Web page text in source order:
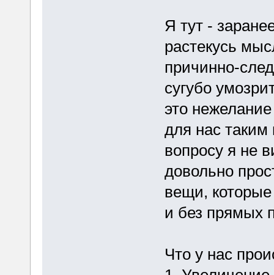
Я тут -
растекусь
причинно-
сугубо
это
для нас
вопросу я не
довольно
вещи,
и без прямых
Что у нас